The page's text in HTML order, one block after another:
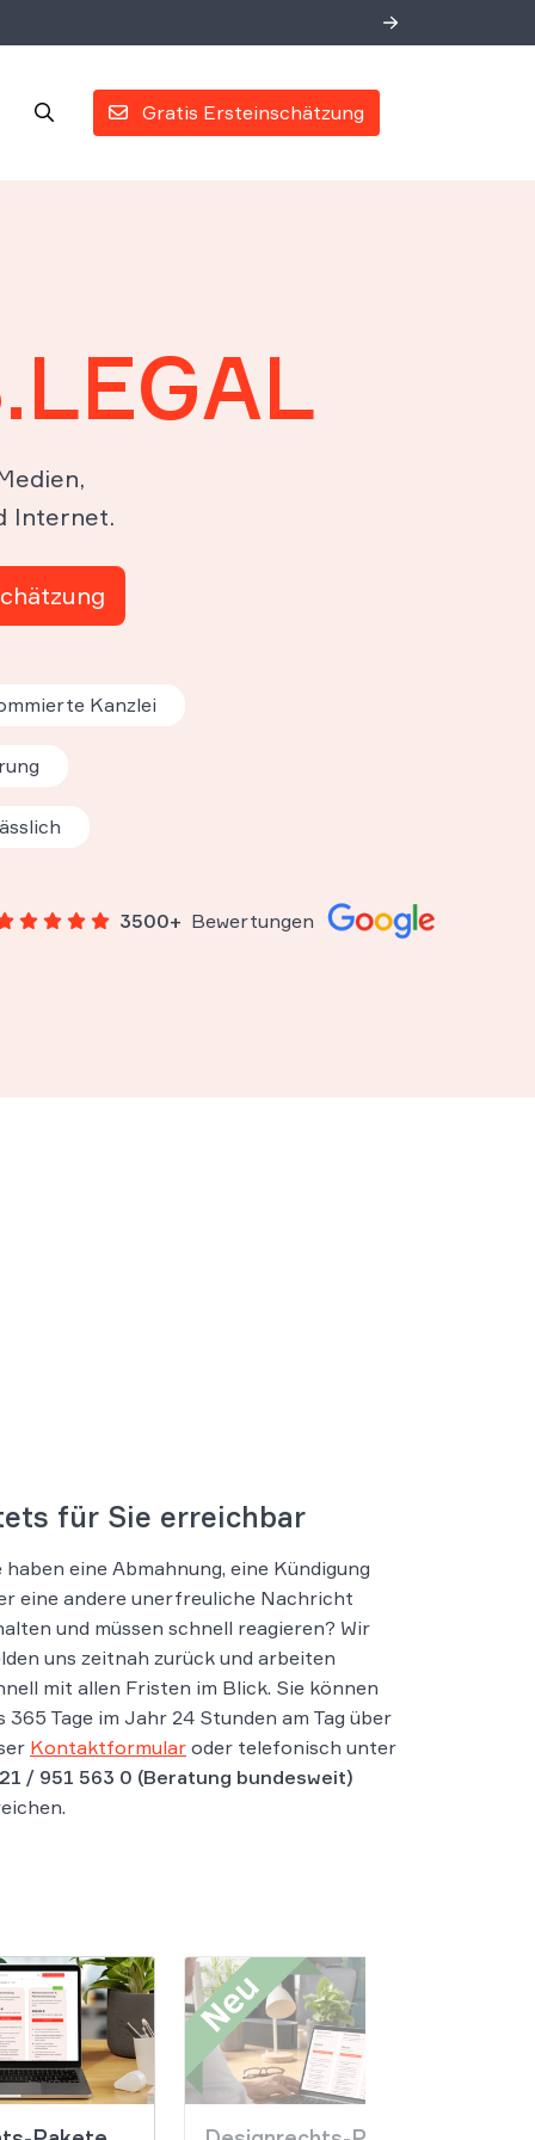
Gratis Ersteinschätzung
Internet.
Kanzlei
3500+ Bewertungen
für Sie erreichbar
haben eine Abmahnung, eine Kündigung
eine andere unerfreuliche Nachricht
und müssen schnell reagieren? Wir
uns zeitnah zurück und arbeiten
mit allen Fristen im Blick. Sie können
365 Tage im Jahr 24 Stunden am Tag über
Kontaktformular oder telefonisch unter
/ 951 563 0 (Beratung bundesweit)